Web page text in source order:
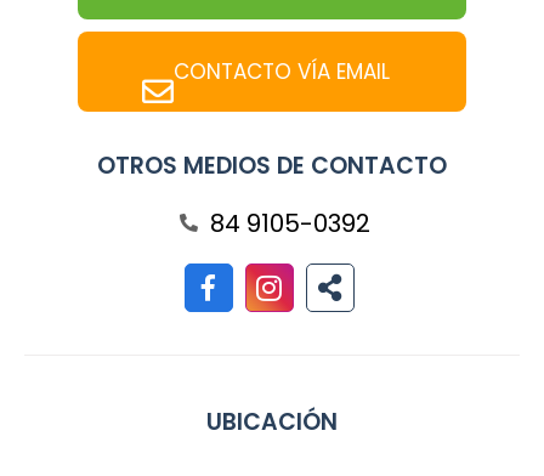
CONTACTO VÍA EMAIL
OTROS MEDIOS DE CONTACTO
84 9105-0392
UBICACIÓN